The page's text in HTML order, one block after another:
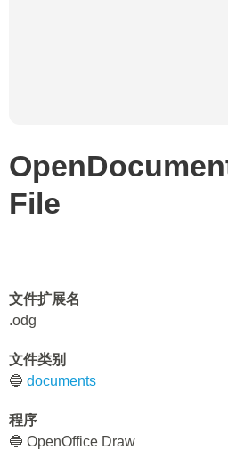
File
文件扩展名
.odg
文件类别
🔵 documents
程序
🔵 OpenOffice Draw